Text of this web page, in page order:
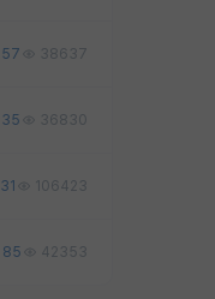
57 38637
35 36830
31 106423
85 42353